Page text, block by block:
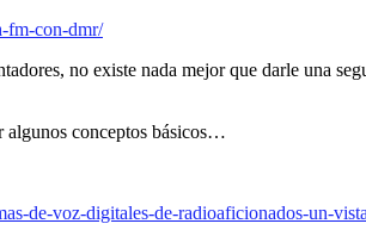
fm-con-dmr/
no existe nada mejor que darle una
algunos conceptos básicos…
de-voz-digitales-de-radioaficionados-un-